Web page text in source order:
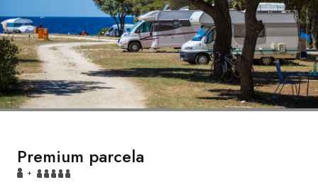
Premium parcela
+